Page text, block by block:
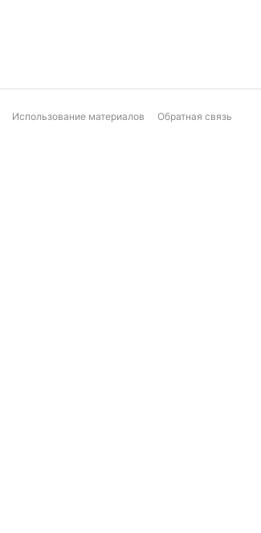
Использование материалов Обратная связь